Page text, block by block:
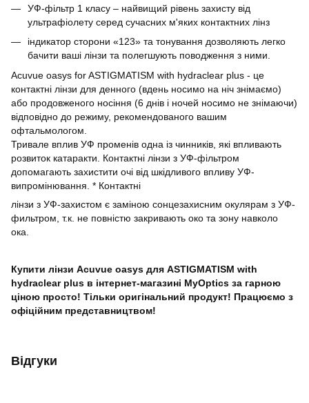
УФ-фільтр 1 класу – найвищий рівень захисту від
ультрафіолету серед сучасних м'яких контактних лінз
індикатор сторони «123» та тонування дозволяють легко
бачити ваші лінзи та полегшують поводження з ними.
Acuvue oasys for ASTIGMATISM with hydraclear plus - це
контактні лінзи для денного (вдень носимо на ніч знімаємо)
або продовженого носіння (6 днів і ночей носимо не знімаючи)
відповідно до режиму, рекомендованого вашим
офтальмологом.
Тривале вплив УФ променів одна із чинників, які впливають
розвиток катаракти. Контактні лінзи з УФ-фільтром
допомагають захистити очі від шкідливого впливу УФ-
випромінювання. * Контактні
лінзи з УФ-захистом є заміною сонцезахисним окулярам з УФ-
фильтром, т.к. не повністю закривають око та зону навколо
ока.
Купити лінзи Acuvue oasys для ASTIGMATISM with
hydraclear plus в інтернет-магазині MyOptics за гарною
ціною просто! Тільки оригінальний продукт! Працюємо з
офіційним представництвом!
Відгуки